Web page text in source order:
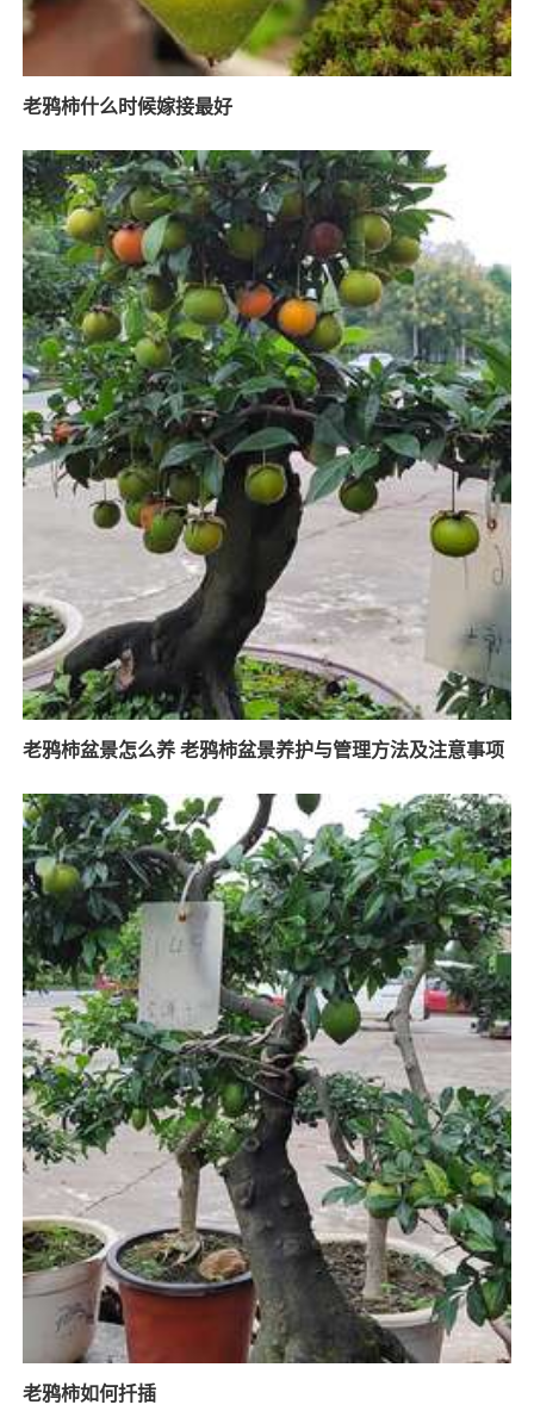
老鸦柿什么时候嫁接最好
老鸦柿盆景怎么养 老鸦柿盆景养护与管理方法及注意事项
老鸦柿如何扦插